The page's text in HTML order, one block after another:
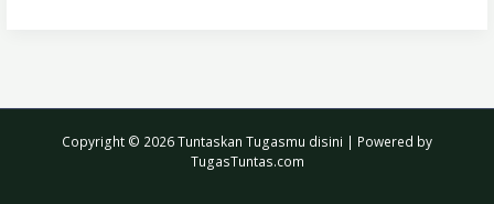
Copyright © 2026 Tuntaskan Tugasmu disini | Powered by
TugasTuntas.com